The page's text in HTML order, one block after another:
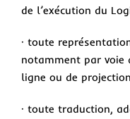
de l’exécution du
· toute
notamment par voie
ligne ou de
· toute traduction,